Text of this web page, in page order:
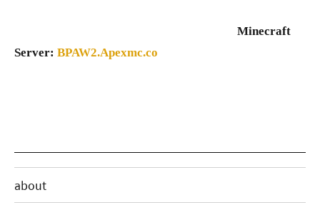
Minecraft
Server:BPAW2.Apexmc.co
about